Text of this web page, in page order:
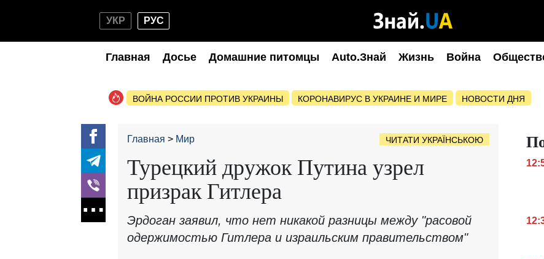
УКР РУС
Главная Досье Домашние питомцы Auto.Знай Жизнь Война
ВОЙНА РОССИИ ПРОТИВ УКРАИНЫ КОРОНАВИРУС В УКРАИНЕ И МИРЕ НОВОСТИ ДНЯ
Главная Мир ЧИТАТИ УКРАЇНСЬКОЮ
Турецкий дружок Путина узрел
призрак Гитлера
Эрдоган заявил, что нет никакой разницы между "расовой
одержимостью Гитлера и израильским правительством"